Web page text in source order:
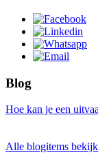
Blog
Hoe kan je een
Alle blogitems